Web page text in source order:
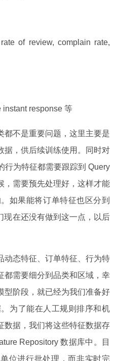
of review, complain rate,
response 等
都不是重要问题，这里主要是
据，供后续训练使用。同时对
行为特征都需要跟踪到 Query
，需要预先处理好，这样才能
如果能将订单特征也区分到
现在还没有做到这一点，以后
动态特征、订单特征、行为特
都需要细分到品类和区域，幸
型阶段，就已经为我们准备好
为了能在人工规则排序和机
数据，我们将这些特征数据存
Repository 数据库中。目
位进行批处理，而非实时完